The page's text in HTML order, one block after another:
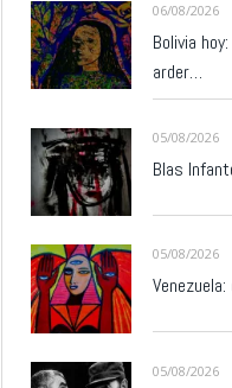
06/08/2026
Bolivia
arder…
05/08/2026
Blas
05/08/2026
05/08/2026